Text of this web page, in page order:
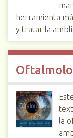
herramienta
y tratar la
la